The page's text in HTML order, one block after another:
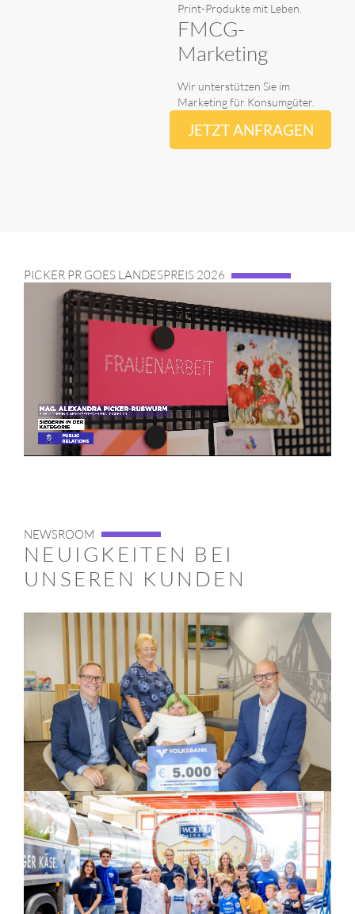
Print-Produkte mit Leben.
FMCG-
Marketing
Wir unterstützen Sie im
Marketing für Konsumgüter.
JETZT ANFRAGEN
PICKER PR GOES LANDESPREIS 2026
NEWSROOM
NEUIGKEITEN BEI
UNSEREN KUNDEN